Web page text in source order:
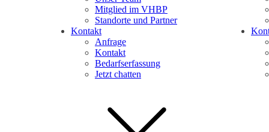
Mitglied im VHBP
Standorte und Partner
Kontakt
Anfrage
Kontakt
Bedarfserfassung
Jetzt chatten